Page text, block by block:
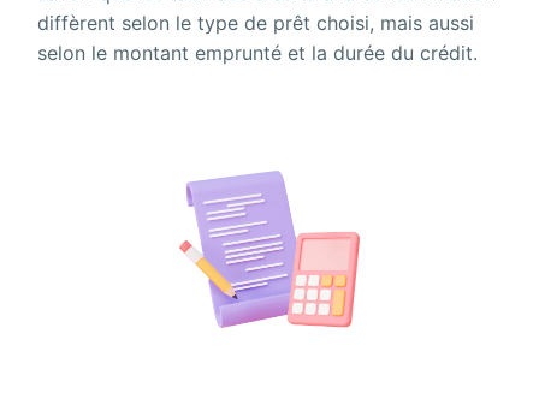
diffèrent selon letype de prêt choisi, mais aussi
selon le montant emprunté et la durée du crédit.